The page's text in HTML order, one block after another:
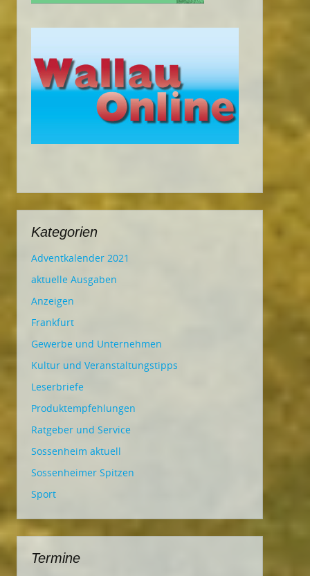
Kategorien
Adventkalender 2021
aktuelle Ausgaben
Anzeigen
Frankfurt
Gewerbe und Unternehmen
Kultur und Veranstaltungstipps
Leserbriefe
Produktempfehlungen
Ratgeber und Service
Sossenheim aktuell
Sossenheimer Spitzen
Sport
Termine